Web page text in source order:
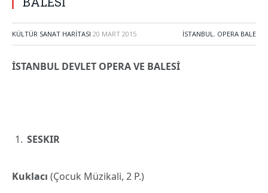
KÜLTÜR SANAT HARITASI 20 MART 2015 İSTANBUL, OPERA BALE
İSTANBUL DEVLET OPERA VE BALESİ
SESKIR
Kuklacı (Çocuk Müzikali, 2 P.)